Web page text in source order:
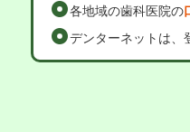
各地域の歯科医院の
デンターネットは、